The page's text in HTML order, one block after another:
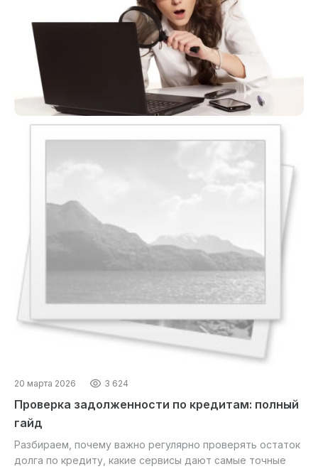
20 марта 2026 3 624
Проверка задолженности по кредитам: полный
гайд
Разбираем, почему важно регулярно проверять остаток
долга по кредиту, какие сервисы дают самые точные